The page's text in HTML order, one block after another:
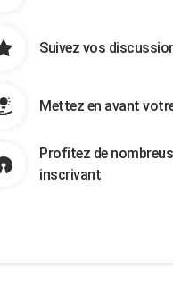
Suivez vos
Mettez en avant
Profitez de
inscrivant